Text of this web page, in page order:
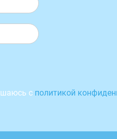
с политикой